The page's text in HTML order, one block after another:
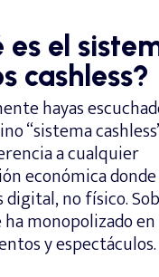
es el
cashless?
hayas
“sistema
a cualquier
económica
digital, no físico.
ha monopolizado
y espectáculos.